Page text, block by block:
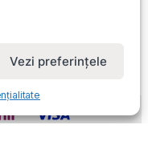
Vezi preferințele